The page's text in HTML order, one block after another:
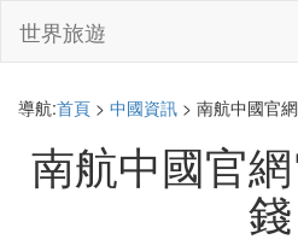
世界旅遊
導航:首頁 > 中國資訊 > 南航中國官
南航中國官
錢